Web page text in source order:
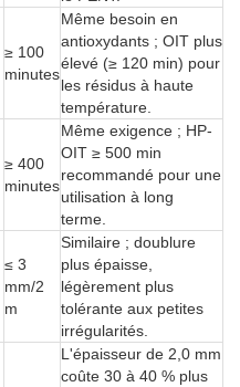
≥ 100
minutes
Même besoin en
antioxydants ; OIT plus
élevé (≥ 120 min) pour
les résidus à haute
température.
≥ 400
minutes
Même exigence ; HP-
OIT ≥ 500 min
recommandé pour une
utilisation à long
terme.
≤ 3
mm/2
m
Similaire ; doublure
plus épaisse,
légèrement plus
tolérante aux petites
irrégularités.
L'épaisseur de 2,0 mm
coûte 30 à 40 % plus